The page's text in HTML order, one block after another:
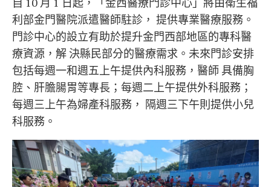
利部金門醫院派遣醫師駐診， 提供專業醫療服務。
門診中心的設立有助於提升金門西部地區的專科醫
療資源，解 決縣民部分的醫療需求。未來門診安排
包括每週一和週五上午提供內科服務，醫師 具備胸
腔、肝膽腸胃等專長；每週二上午提供外科服務；
每週三上午為婦產科服務， 隔週三下午則提供小兒
科服務。